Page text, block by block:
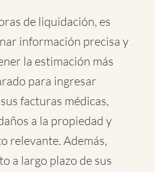
de liquidación, es
información precisa y
la estimación más
para ingresar
facturas médicas,
a la propiedad y
relevante. Además,
a largo plazo de sus